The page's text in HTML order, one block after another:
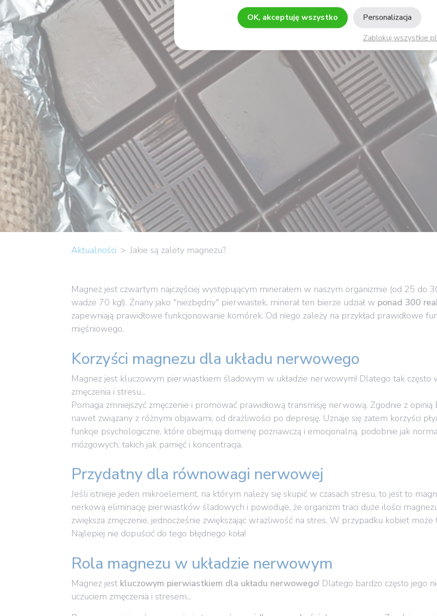
Aktualności Jakie są zalety magnezu?
Magnez jest czwartym najczęściej występującym minerałem w naszym organizmie (od 25 do
wadze 70 kg!). Znany jako "niezbędny" pierwiastek, minerał ten bierze udział w ponad 300
zapewniają prawidłowe funkcjonowanie komórek. Od niego zależy na przykład prawidłowe
mięśniowego.
Korzyści magnezu dla układu nerwowego
Magnez jest kluczowym pierwiastkiem śladowym w układzie nerwowym! Dlatego tak często
zmęczenia i stresu...
Pomaga zmniejszyć zmęczenie i promować prawidłową transmisję nerwową. Zgodnie z
nawet związany z różnymi objawami, od drażliwości po depresję. Uznaje się zatem korzyści
funkcje psychologiczne, które obejmują domenę poznawczą i emocjonalną, podobnie jak
mózgowych, takich jak pamięć i koncentracja.
Przydatny dla równowagi nerwowej
Jeśli istnieje jeden mikroelement, na którym należy się skupić w czasach stresu, to jest to
nerkową eliminację pierwiastków śladowych i powoduje, że organizm traci duże ilości
zwiększa zmęczenie, jednocześnie zwiększając wrażliwość na stres. W przypadku kobiet
Najlepiej nie dopuścić do tego błędnego koła!
Rola magnezu w układzie nerwowym
Magnez jest kluczowym pierwiastkiem dla układu nerwowego! Dlatego bardzo często jego
uczuciem zmęczenia i stresem...
OK, akceptuję wszystko
Zablokuj wszystkie
Personalizacja